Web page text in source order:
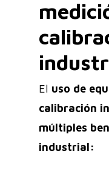
El uso de
calibración
múltiples
industrial: